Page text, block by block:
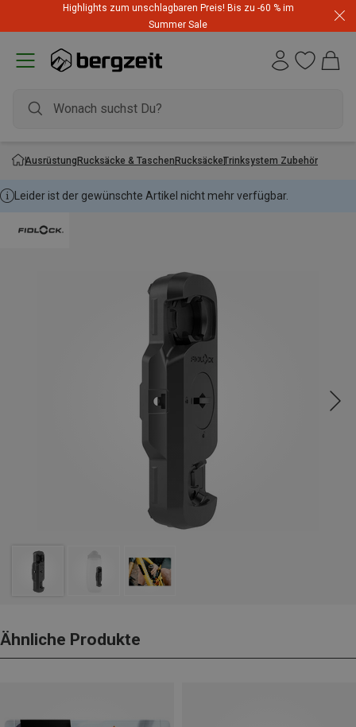
Highlights zum unschlagbaren Preis! Bis zu -60 % im
Summer Sale
AusrüstungRucksäcke & TaschenRucksäckeTrinksystem Zubehör
Leider ist der gewünschte Artikel nicht mehr verfügbar.
Ähnliche Produkte